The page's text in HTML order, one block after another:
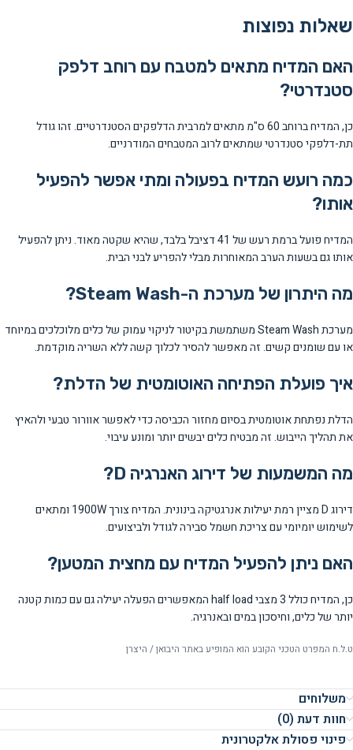
שאלות נפוצות
האם המדיח מתאים למטבח עם רוחב דלפק
סטנדרטי?
כן, המדיח ברוחב 60 ס"מ מתאים למרבית הדלפקים הסטנדרטיים. זהו גודל
תת-דלפקי סטנדרטי שמתאים לרוב המטבחים המודרניים.
כמה רועש המדיח בפעולה ומתי אפשר להפעיל
אותו?
המדיח פועל ברמת רעש של 41 דציבל בלבד, שהיא שקטה מאוד. ניתן להפעיל
אותו גם בשעות הערב המאוחרות מבלי להפריע לבני הבית.
מה היתרון של מערכת ה-Steam Wash?
מערכת Steam Wash משתמשת בקיטור לניקוי עמוק של כלים מלוכלכים במיוחד
או עם שומנים קשים. זה מאפשר להסיר לכלוך קשה ללא השריה מוקדמת.
איך פועלת הפתיחה האוטומטית של הדלת?
הדלת נפתחת אוטומטית בסיום מחזור הכביסה כדי לאפשר אוורור טבעי ולהאיץ
את תהליך הייבוש. זה מבטיח כלים יבשים יותר ומונע עיבוי.
מה המשמעות של דירוג האנרגיה D?
דירוג D מציין רמת יעילות אנרגטיקה בינונית. המדיח צורך 1900W ומתאים
לשימוש יומיומי עם צריכת חשמל סבירה לגודל ולביצועים.
האם ניתן להפעיל המדיח עם מחצית המטען?
כן, המדיח כולל 3 מצבי half load המאפשרים הפעלה יעילה גם עם כמות קטנה
יותר של כלים, וחיסכון במים ובאנרגיה.
ט.ל.ח המפרט הטכני הקובע הוא המופיע באתר היבואן / היצרן
משלוחים
חוות דעת (0)
פינוי פסולת אלקטרונית